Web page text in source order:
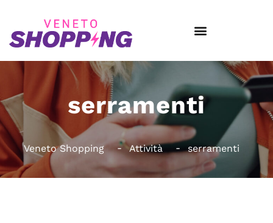
serramenti
Veneto Shopping Attività serramenti